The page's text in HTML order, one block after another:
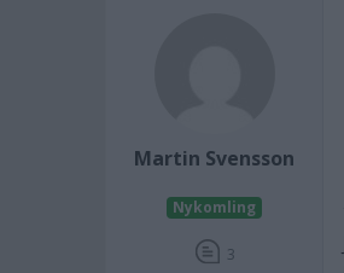
Martin Svensson
Nykomling
3